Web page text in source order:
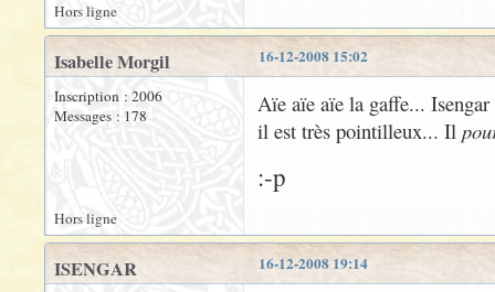
Hors ligne
16-12-2008 15:02
Isabelle Morgil
Inscription : 2006
Messages : 178
Aïe aïe aïe la gaffe...
il est très pointilleux... Il
:-p
Hors ligne
16-12-2008 19:14
ISENGAR